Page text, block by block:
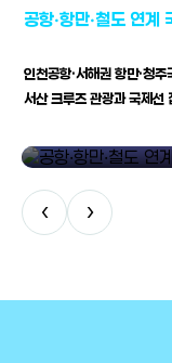
공항·항만·철도 연계
인천공항·서해권 항만·청주
서산 크루즈 관광과 국제선
‹ ›